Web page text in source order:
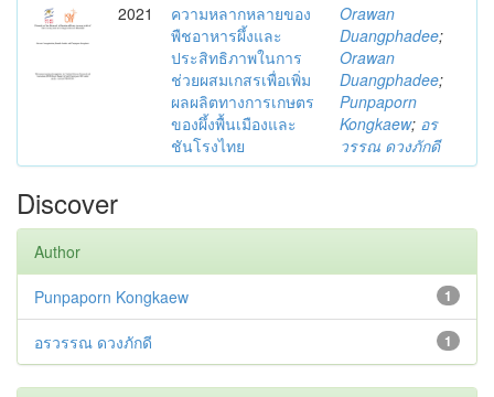
2021
ความหลากหลายของ
พืชอาหารผึ้งและ
ประสิทธิภาพในการ
ช่วยผสมเกสรเพื่อเพิ่ม
ผลผลิตทางการเกษตร
ของผึ้งพื้นเมืองและ
ชันโรงไทย
Orawan
Duangphadee;
Orawan
Duangphadee;
Punpaporn
Kongkaew; อร
วรรณ ดวงภักดี
Discover
Author
1
Punpaporn Kongkaew
1
อรวรรณ ดวงภักดี